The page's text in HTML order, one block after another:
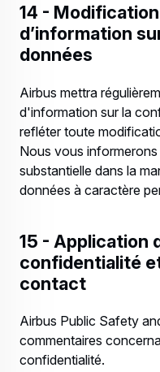
14 -
d’information
données
Airbus mettra
d'information sur la
refléter toute
Nous vous
substantielle dans la
données à caractère
15 - Application
confidentialité
contact
Airbus Public Safety
commentaires
confidentialité.